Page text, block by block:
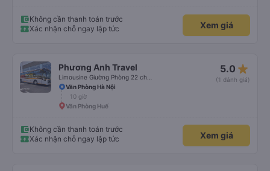
Không cần thanh toán trước
Xác nhận chỗ ngay lập tức
Xem giá
Phương Anh Travel 5.0 star_rate
(1 đánh giá)
Văn Phòng Hà Nội
10 giờ
Văn Phòng Huế
Không cần thanh toán trước
Xác nhận chỗ ngay lập tức
Xem giá